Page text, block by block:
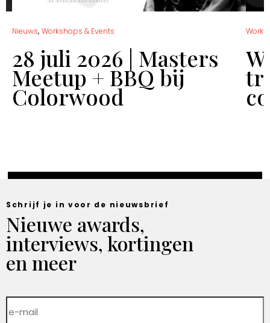
Nieuws, Workshops & Events
28 juli 2026 | Masters
Meetup + BBQ bij
Colorwood
Schrijf je in voor de nieuwsbrief
Nieuwe awards,
interviews, kortingen
en meer